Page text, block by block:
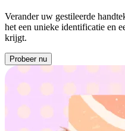
Verander uw gestileerde
het een unieke identificatie en
krijgt.
Probeer nu